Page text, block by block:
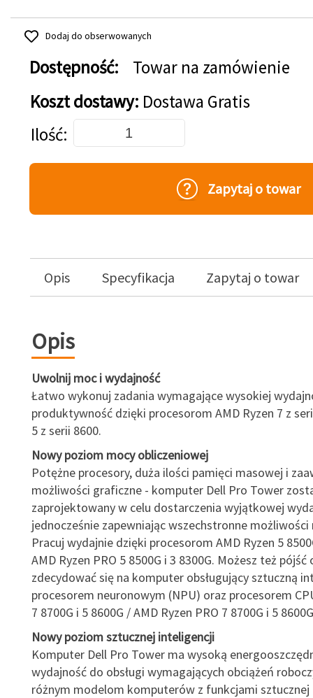
Dodaj do obserwowanych
Dostępność:
Towar na zamówienie
Koszt dostawy: Dostawa Gratis
Dodaj do koszyka
Ilość
Zapytaj o towar
Opis Specyfikacja Zapytaj o towar
Opis
Uwolnij moc i wydajność
Łatwo wykonuj zadania wymagające wysokiej
produktywność dzięki procesorom AMD Ryzen 7 z
5 z serii 8600.
Nowy poziom mocy obliczeniowej
Potężne procesory, duża ilości pamięci masowej i
możliwości graficzne - komputer Dell Pro Tower
zaprojektowany w celu dostarczenia wyjątkowej
jednocześnie zapewniając wszechstronne
Pracuj wydajnie dzięki procesorom AMD Ryzen 5
AMD Ryzen PRO 5 8500G i 3 8300G. Możesz też
zdecydować się na komputer obsługujący sztuczną
procesorem neuronowym (NPU) oraz procesorem
7 8700G i 5 8600G / AMD Ryzen PRO 7 8700G i 5
Nowy poziom sztucznej inteligencji
Komputer Dell Pro Tower ma wysoką
wydajność do obsługi wymagających obciążeń
różnym modelom komputerów z funkcjami